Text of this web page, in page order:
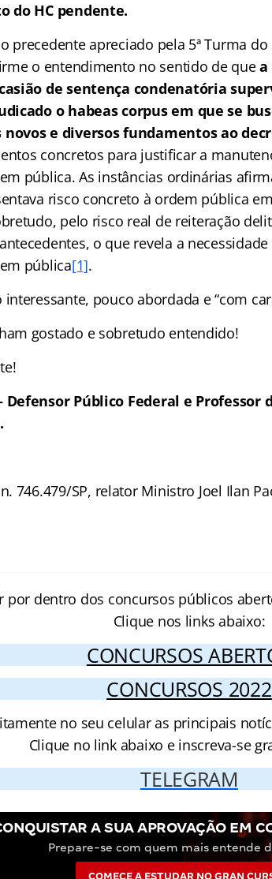
do HC pendente.
precedente apreciado pela 5ª Turma
o entendimento no sentido de quea
de sentença condenatória
o habeas corpus em que se
novos e diversos fundamentos ao
concretos para justificar a
pública. As instâncias ordinárias
risco concreto à ordem pública
pelo risco real de reiteração
o que revela a
pública[1].
pouco abordada e “com
gostado e sobretudo entendido!
Defensor Público Federal e Professor
n. 746.479/SP, relator Ministro Joel Ilan
por dentro dos concursos públicos
Clique nos links abaixo:
CONCURSOS
CONCURSOS 2022
no seu celular as principais
Clique no link abaixo e inscreva-se
TELEGRAM
A SUA APROVAÇÃO EM
Prepare-se com quem mais entende
COMECE A ESTUDAR NO GRAN